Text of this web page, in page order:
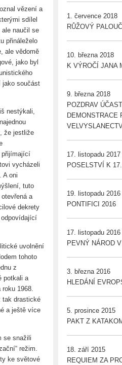
vězení a
sdílel
naučil se
přináleželo
ale vědomě
jako byl
jako součást
nestýkali,
že jestliže
přijímající
vycházeli
A oni
tuto
a
dekrety
uvolnění
tohoto
z
potkali a
1968.
tak drastické
a ještě více
se snažili
režim.
ke světové
1. července 2018
RŮŽOVÝ
10. března 2018
K VÝROČÍ JANA
9. března 2018
POZDRAV
DEMONSTRACE
17. listopadu 2017
POSELSTVÍ K
19. listopadu 2016
PONTIFICI 2016
17. listopadu 2016
PEVNÝ NÁROD
3. března 2016
HLEDÁNÍ
5. prosince 2015
PAKT Z
18. září 2015
REQUIEM ZA